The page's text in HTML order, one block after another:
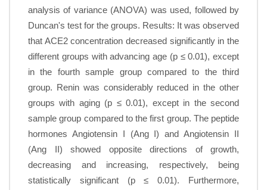
analysis of variance (ANOVA) was used, followed by
Duncan's test for the groups. Results: It was observed
that ACE2 concentration decreased significantly in the
different groups with advancing age (p ≤ 0.01), except
in the fourth sample group compared to the third
group. Renin was considerably reduced in the other
groups with aging (p ≤ 0.01), except in the second
sample group compared to the first group. The peptide
hormones Angiotensin I (Ang I) and Angiotensin II
(Ang II) showed opposite directions of growth,
decreasing and increasing, respectively, being
statistically significant (p ≤ 0.01). Furthermore,